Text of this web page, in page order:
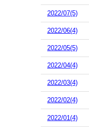
2022/07(5)
2022/06(4)
2022/05(5)
2022/04(4)
2022/03(4)
2022/02(4)
2022/01(4)